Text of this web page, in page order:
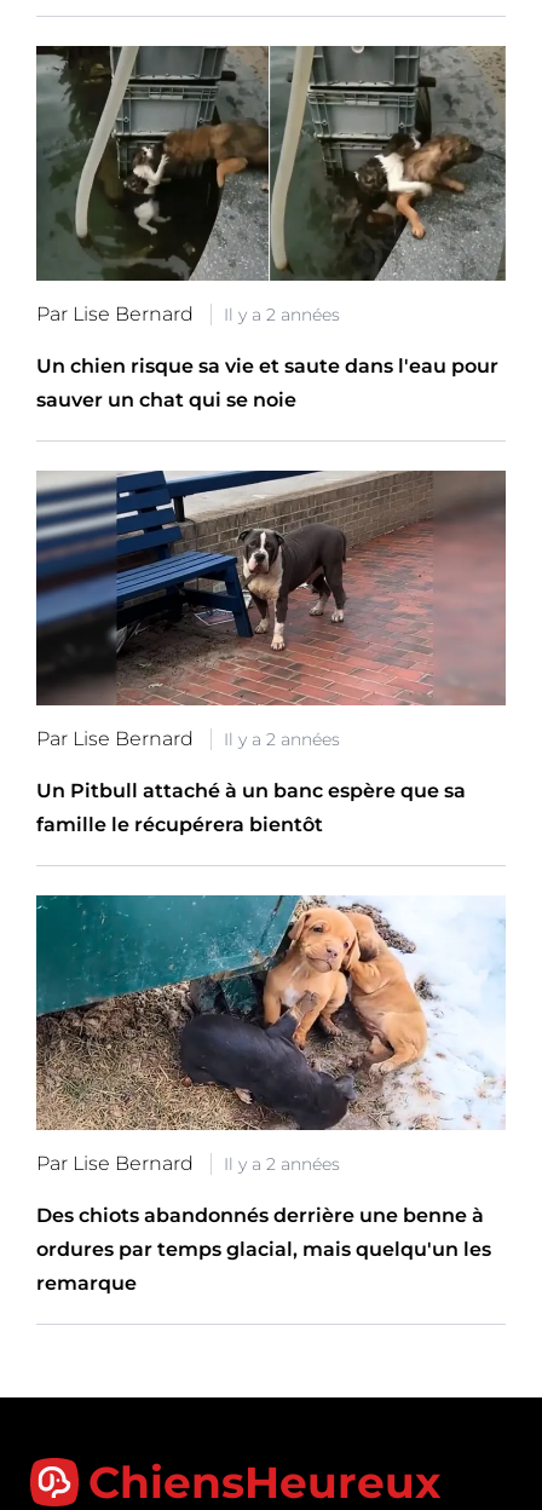
Par Lise Bernard Il y a 2 années
Un chien risque sa vie et saute dans l'eau pour
sauver un chat qui se noie
Par Lise Bernard Il y a 2 années
Un Pitbull attaché à un banc espère que sa
famille le récupérera bientôt
Par Lise Bernard Il y a 2 années
Des chiots abandonnés derrière une benne à
ordures par temps glacial, mais quelqu'un les
remarque
ChiensHeureux